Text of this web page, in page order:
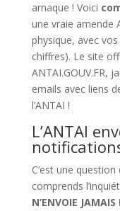
arnaque ! Voici
une vraie amende
physique, avec
chiffres). Le site
ANTAI.GOUV.FR,
emails avec liens
l’ANTAI !
L’ANTAI
C’est une
comprends
N’ENVOIE JAMAIS